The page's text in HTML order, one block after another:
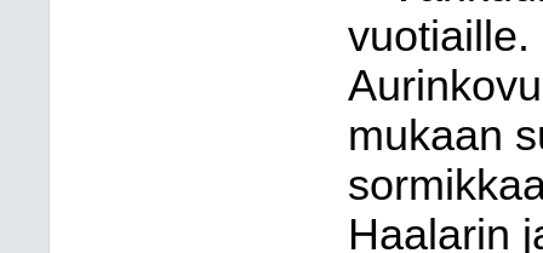
vuotiaille.
mukaan
Haalarin